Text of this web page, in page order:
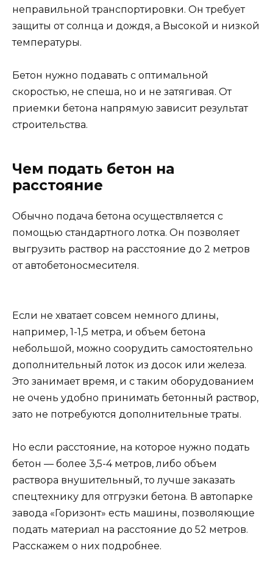
неправильной транспортировки. Он требует
защиты от солнца и дождя, а Высокой и низкой
температуры.
Бетон нужно подавать с оптимальной
скоростью, не спеша, но и не затягивая. От
приемки бетона напрямую зависит результат
строительства.
Чем подать бетон на
расстояние
Обычно подача бетона осуществляется с
помощью стандартного лотка. Он позволяет
выгрузить раствор на расстояние до 2 метров
от автобетоносмесителя.
Если не хватает совсем немного длины,
например, 1-1,5 метра, и объем бетона
небольшой, можно соорудить самостоятельно
дополнительный лоток из досок или железа.
Это занимает время, и с таким оборудованием
не очень удобно принимать бетонный раствор,
зато не потребуются дополнительные траты.
Но если расстояние, на которое нужно подать
бетон — более 3,5-4 метров, либо объем
раствора внушительный, то лучше заказать
спецтехнику для отгрузки бетона. В автопарке
завода «Горизонт» есть машины, позволяющие
подать материал на расстояние до 52 метров.
Расскажем о них подробнее.